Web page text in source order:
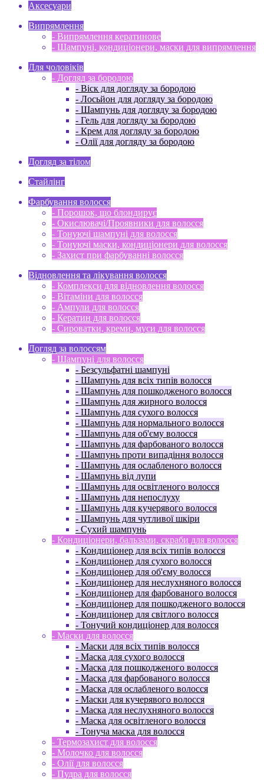
Аксесуари
Випрямлення
- Випрямлення кератинове
- Шампуні, кондиціонери, маски для випрямлення
Для чоловіків
- Догляд за бородою
- Віск для догляду за бородою
- Лосьйон для догляду за бородою
- Шампунь для догляду за бородою
- Гель для догляду за бородою
- Крем для догляду за бородою
- Олії для догляду за бородою
Догляд за тілом
Стайлінг
Фарбування волосся
- Порошок, що блондирує
- Окислювачі/Проявники для волосся
- Тонуючі шампуні для волосся
- Тонуючі маски, кондиціонери для волосся
- Захист при фарбуванні волосся
Відновлення та лікування волосся
- Комплекси для відновлення волосся
- Вітаміни для волосся
- Ампули для волосся
- Кератин для волосся
- Сироватки, креми, муси для волосся
Догляд за волоссям
- Шампуні для волосся
- Безсульфатні шампуні
- Шампунь для всіх типів волосся
- Шампунь для пошкодженого волосся
- Шампунь для жирного волосся
- Шампунь для сухого волосся
- Шампунь для нормального волосся
- Шампунь для об'єму волосся
- Шампунь для фарбованого волосся
- Шампунь проти випадіння волосся
- Шампунь для ослабленого волосся
- Шампунь від лупи
- Шампунь для освітленого волосся
- Шампунь для непослуху
- Шампунь для кучерявого волосся
- Шампунь для чутливої ​​шкіри
- Сухий шампунь
- Кондиціонери, бальзами, скраби для волосся
- Кондиціонер для всіх типів волосся
- Кондиціонер для сухого волосся
- Кондиціонер для об'єму волосся
- Кондиціонер для неслухняного волосся
- Кондиціонер для фарбованого волосся
- Кондиціонер для пошкодженого волосся
- Кондиціонер для світлого волосся
- Тонучий кондиціонер для волосся
- Маски для волосся
- Маски для всіх типів волосся
- Маска для сухого волосся
- Маска для пошкодженого волосся
- Маска для фарбованого волосся
- Маска для ослабленого волосся
- Маски для кучерявого волосся
- Маска для неслухняного волосся
- Маска для освітленого волосся
- Тонуча маска для волосся
- Термозахист для волосся
- Молочко для волосся
- Олії для волосся
- Пудра для волосся